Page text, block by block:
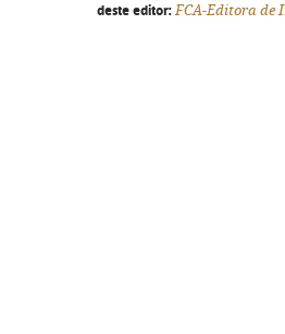
deste editor: FCA-Editora de